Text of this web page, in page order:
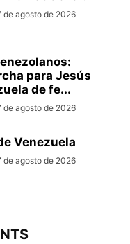
de agosto de 2026
para Jesús
de fe...
de agosto de 2026
Venezuela
de agosto de 2026